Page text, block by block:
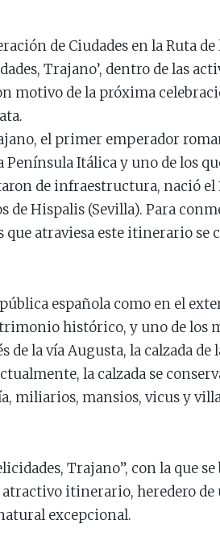
de Ciudades en la Ruta
Trajano’, dentro de las
motivo de la próxima
el primer emperador
Península Itálica y uno de los
de infraestructura, nació el
de Hispalis (Sevilla). Para
que atraviesa este itinerario se
española como en el
histórico, y uno de los
la vía Augusta, la calzada de
la calzada se
miliarios, mansios, vicus y
Trajano”, con la que se
itinerario, heredero
excepcional.